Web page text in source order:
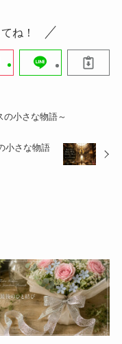
ね！
小さな物語～
小さな物語